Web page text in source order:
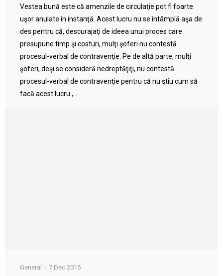
Vestea bună este că amenzile de circulaţie pot fi foarte
uşor anulate în instanţă. Acest lucru nu se întâmplă aşa de
des pentru că, descurajaţi de ideea unui proces care
presupune timp şi costuri, mulţi şoferi nu contestă
procesul-verbal de contravenţie. Pe de altă parte, mulţi
şoferi, deşi se consideră nedreptăţiţi, nu contestă
procesul-verbal de contravenţie pentru că nu ştiu cum să
facă acest lucru.,...
General 7 Dec 2015